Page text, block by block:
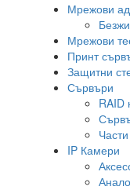
Мрежови
Мрежови
Принт
Защитни
Сървъри
RAID
IP Камери